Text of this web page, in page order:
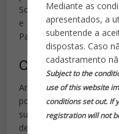
Mediante as
apresentados, a
subentende a
dispostas. Caso
cadastramento
Subject to the
use of this website
conditions set out. If
registration will not
Sousa decidiu
e o Conselho de
Palácio de Belém. Fala
Costa
António Costa vai ser
por parte do
superior que tem
de uma alta figura do